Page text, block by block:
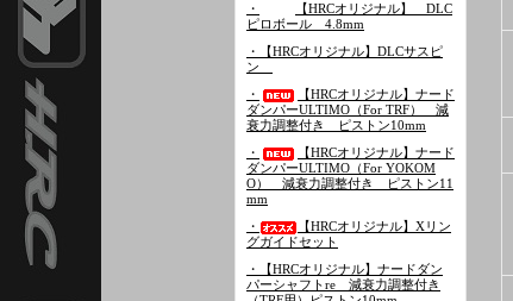
・
【HRCオリジナル】 DLC
ピロボール 4.8mm
・【HRCオリジナル】DLCサスピ
ン
・
【HRCオリジナル】ナード
ダンパーULTIMO（For TRF） 減
衰力調整付き ピストン10mm
・
【HRCオリジナル】ナード
ダンパーULTIMO（For YOKOM
O） 減衰力調整付き ピストン11
mm
・
【HRCオリジナル】Xリン
グガイドセット
・【HRCオリジナル】ナードダン
パーシャフトre 減衰力調整付き